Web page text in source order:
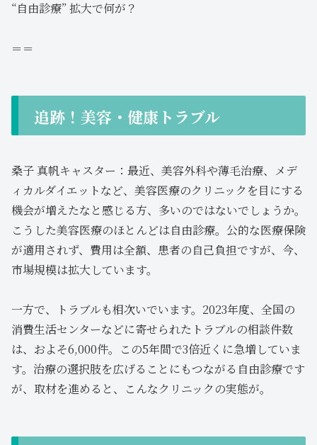
“自由診療” 拡大で何が？
＝＝
追跡！美容・健康トラブル
桑子 真帆キャスター：最近、美容外科や薄毛治療、メデ
ィカルダイエットなど、美容医療のクリニックを目にする
機会が増えたなと感じる方、多いのではないでしょうか。
こうした美容医療のほとんどは自由診療。公的な医療保険
が適用されず、費用は全額、患者の自己負担ですが、今、
市場規模は拡大しています。
一方で、トラブルも相次いでいます。2023年度、全国の
消費生活センターなどに寄せられたトラブルの相談件数
は、およそ6,000件。この5年間で3倍近くに急増していま
す。治療の選択肢を広げることにもつながる自由診療です
が、取材を進めると、こんなクリニックの実態が。